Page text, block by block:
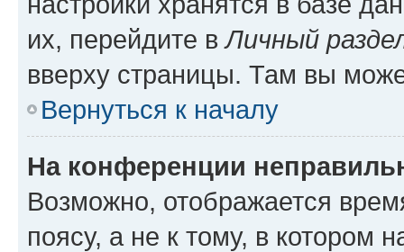
их, перейдите вЛичный
вверху страницы. Там вы
Вернуться к началу
На конференции
Возможно, отображается
поясу, а не к тому, в котором